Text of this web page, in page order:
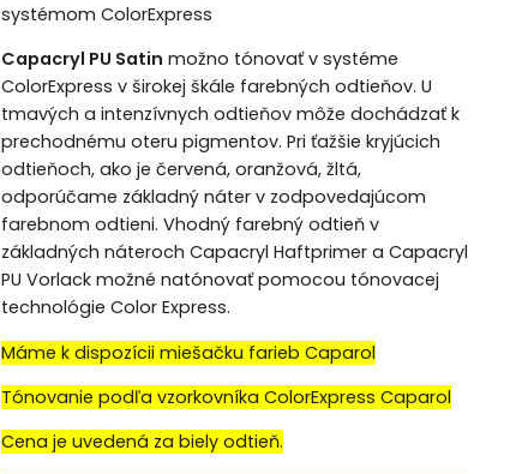
systémom ColorExpress
Capacryl PU Satin možno tónovať v systéme
ColorExpress v širokej škále farebných odtieňov. U
tmavých a intenzívnych odtieňov môže dochádzať k
prechodnému oteru pigmentov. Pri ťažšie kryjúcich
odtieňoch, ako je červená, oranžová, žltá,
odporúčame základný náter v zodpovedajúcom
farebnom odtieni. Vhodný farebný odtieň v
základných náteroch Capacryl Haftprimer a Capacryl
PU Vorlack možné natónovať pomocou tónovacej
technológie Color Express.
Máme k dispozícii miešačku farieb Caparol
Tónovanie podľa vzorkovníka ColorExpress Caparol
Cena je uvedená za biely odtieň.